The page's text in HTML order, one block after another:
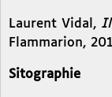
Laurent Vidal,
Flammarion,
Sitographie